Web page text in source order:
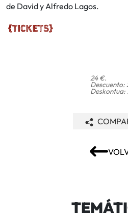
de David y Alfredo Lagos.
24 €.
Descuento:
Deskontua: